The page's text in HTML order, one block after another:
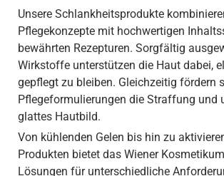
Unsere Schlankheitsprodukte
Pflegekonzepte mit hochwertigen
bewährten Rezepturen. Sorgfältig
Wirkstoffe unterstützen die Haut dabei,
gepflegt zu bleiben. Gleichzeitig fördern
Pflegeformulierungen die Straffung und
glattes Hautbild.
Von kühlenden Gelen bis hin zu
Produkten bietet das Wiener
Lösungen für unterschiedliche